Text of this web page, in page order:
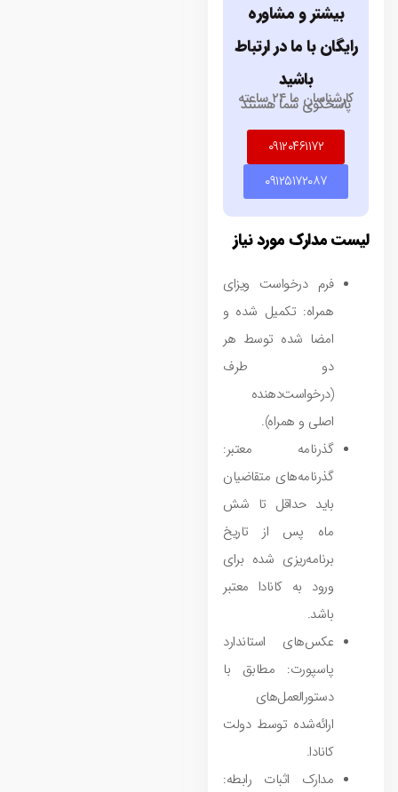
بیشتر و مشاوره
رایگان با ما در ارتباط
باشید
کارشناسان ما ۲۴ ساعته
پاسخگوی شما هستند
۰۹۱۲۰۴۶۱۱۷۲
۰۹۱۲۵۱۷۲۰۸۷
لیست مدارک مورد نیاز
فرم درخواست ویزای
همراه: تکمیل شده و
امضا شده توسط هر
دو طرف
(درخواست‌دهنده
اصلی و همراه).
گذرنامه معتبر:
گذرنامه‌های متقاضیان
باید حداقل تا شش
ماه پس از تاریخ
برنامه‌ریزی شده برای
ورود به کانادا معتبر
باشد.
عکس‌های استاندارد
پاسپورت: مطابق با
دستورالعمل‌های
ارائه‌شده توسط دولت
کانادا.
مدارک اثبات رابطه: